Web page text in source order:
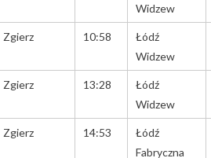
Widzew
Zgierz 10:58
Łódź
Widzew
Zgierz 13:28
Łódź
Widzew
Zgierz 14:53
Łódź
Fabryczna